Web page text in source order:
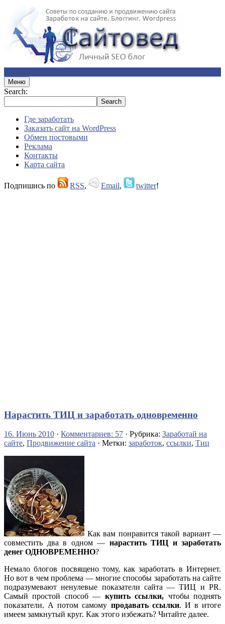
Меню
Search:
Где заработать
Заказать сайт на WordPress
Обмен постовыми
Реклама
Контакты
Карта сайта
Подпишись по RSS, Email, twitter!
Нарастить ТИЦ и заработать одновременно
16. Июнь 2010 · Комментариев: 57 · Рубрика: Заработай на
сайте, Продвижение сайта · Метки: заработок, ссылки, Тиц
Как вам понравится такой вариант —
совместить два в одном — нарастить ТИЦ и заработать
денег ОДНОВРЕМЕННО?
Немало блогов посвящено тому, как заработать в Интернет.
Но вот в чем проблема — многие способы заработать на сайте
подразумевают ненулевые показатели сайта — ТИЦ и PR.
Самый простой способ — купить ссылки, чтобы поднять
показатели. А потом самому продавать ссылки. И в итоге
имеем замкнутый круг. Как этого избежать? Читайте далее.